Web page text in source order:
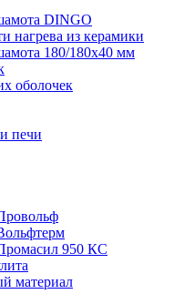
DINGO
нагрева из керамики
180/180x40 мм
оболочек
печи
950 КС
материал